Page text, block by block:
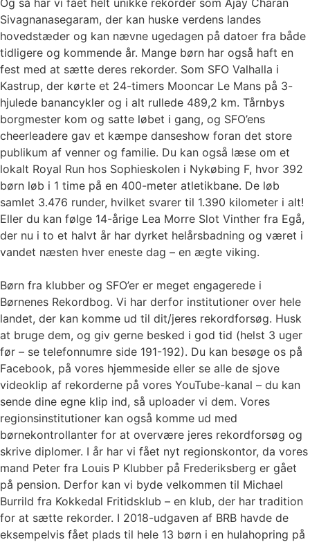
Sivagnanasegaram, der kan huske verdens landes
hovedstæder og kan nævne ugedagen på datoer fra både
tidligere og kommende år. Mange børn har også haft en
fest med at sætte deres rekorder. Som SFO Valhalla i
Kastrup, der kørte et 24-timers Mooncar Le Mans på 3-
hjulede banancykler og i alt rullede 489,2 km. Tårnbys
borgmester kom og satte løbet i gang, og SFO’ens
cheerleadere gav et kæmpe danseshow foran det store
publikum af venner og familie. Du kan også læse om et
lokalt Royal Run hos Sophieskolen i Nykøbing F, hvor 392
børn løb i 1 time på en 400-meter atletikbane. De løb
samlet 3.476 runder, hvilket svarer til 1.390 kilometer i alt!
Eller du kan følge 14-årige Lea Morre Slot Vinther fra Egå,
der nu i to et halvt år har dyrket helårsbadning og været i
vandet næsten hver eneste dag – en ægte viking.
Børn fra klubber og SFO’er er meget engagerede i
Børnenes Rekordbog. Vi har derfor institutioner over hele
landet, der kan komme ud til dit/jeres rekordforsøg. Husk
at bruge dem, og giv gerne besked i god tid (helst 3 uger
før – se telefonnumre side 191-192). Du kan besøge os på
Facebook, på vores hjemmeside eller se alle de sjove
videoklip af rekorderne på vores YouTube-kanal – du kan
sende dine egne klip ind, så uploader vi dem. Vores
regionsinstitutioner kan også komme ud med
børnekontrollanter for at overvære jeres rekordforsøg og
skrive diplomer. I år har vi fået nyt regionskontor, da vores
mand Peter fra Louis P Klubber på Frederiksberg er gået
på pension. Derfor kan vi byde velkommen til Michael
Burrild fra Kokkedal Fritidsklub – en klub, der har tradition
for at sætte rekorder. I 2018-udgaven af BRB havde de
eksempelvis fået plads til hele 13 børn i en hulahopring på